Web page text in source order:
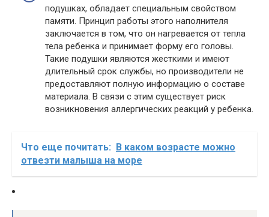
подушках, обладает специальным свойством
памяти. Принцип работы этого наполнителя
заключается в том, что он нагревается от тепла
тела ребенка и принимает форму его головы.
Такие подушки являются жесткими и имеют
длительный срок службы, но производители не
предоставляют полную информацию о составе
материала. В связи с этим существует риск
возникновения аллергических реакций у ребенка.
Что еще почитать:
В каком возрасте можно
отвезти малыша на море